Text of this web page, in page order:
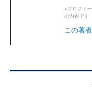
※プロフィ
の内容です
この著